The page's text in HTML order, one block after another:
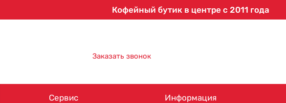
Кофейный бутик в центре с 2011 года
Заказать звонок
Сервис Информация